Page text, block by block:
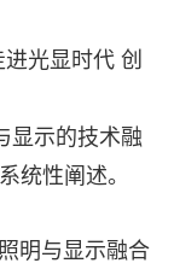
光显时代 创
显示的技术融
统性阐述。
明与显示融合